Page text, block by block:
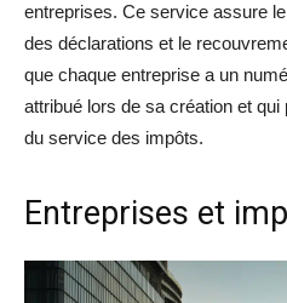
entreprises. Ce service assure
des déclarations et le
que chaque entreprise a un
attribué lors de sa création et qui
du service des impôts.
Entreprises et